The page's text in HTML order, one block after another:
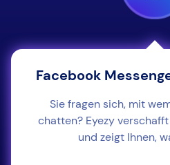
Facebook
Sie fragen sich, mit
chatten? Eyezy
und zeigt Ihnen,